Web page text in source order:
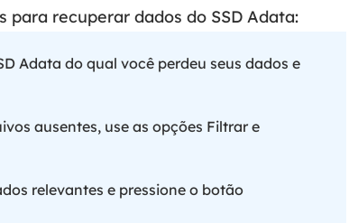
para recuperar dados do SSD Adata:
Adata do qual você perdeu seus dados e
ausentes, use as opções Filtrar e
relevantes e pressione o botão